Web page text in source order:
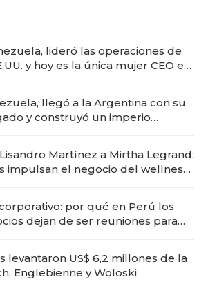
lideró las operaciones de
y hoy es la única mujer CEO en
llegó a la Argentina con su
y construyó un imperio
Martínez a Mirtha Legrand:
impulsan el negocio del wellness
por qué en Perú los
dejan de ser reuniones para
levantaron US$ 6,2 millones de la
Englebienne y Woloski